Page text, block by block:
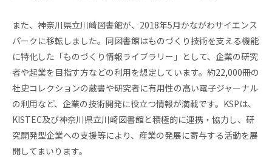
ネッ
ト
ワー
ク企
業
また、神奈川県立川崎図書館が、2018年5月かながわサイエンス
パークに移転しました。同図書館はものづくり技術を支える機能
に特化した「ものづくり情報ライブラリー」として、企業の研究
者や起業を目指す方などの利用を想定しています。約22,000冊の
社史コレクションの蔵書や研究者に有用性の高い電子ジャーナル
の利用など、企業の技術開発に役立つ情報が満載です。KSPは、
KISTEC及び神奈川県立川崎図書館と積極的に連携・協力し、研
究開発型企業への支援等により、産業の発展に寄与する活動を展
開してまいります。